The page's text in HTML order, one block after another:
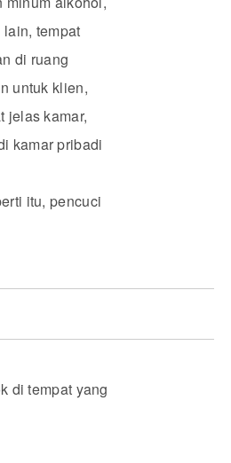
tempat
di ruang
untuk klien,
jelas kamar,
kamar pribadi
itu, pencuci
di tempat yang